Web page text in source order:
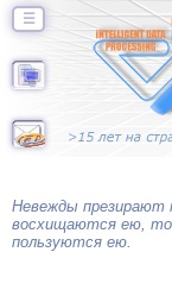
☰
Невежды презирают
восхищаются ею,
пользуются ею.